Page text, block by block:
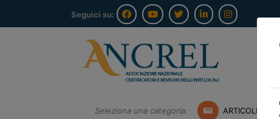
Seguici su:
Seleziona una categoria: ARTICOLI